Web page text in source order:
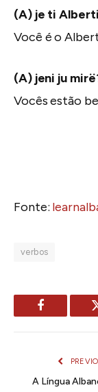
(A) je ti
Você é o
(A) jeni ju
Vocês estão
Fonte:
verbos
Facebook
A Língua